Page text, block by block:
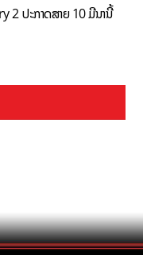
2 ປະກາດສາຍ 10 ມີນານີ້